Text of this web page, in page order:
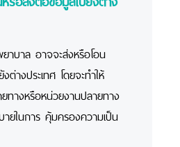
อาจจะส่งหรือโอน
างประเทศ โดยจะทำให้
ยทางหรือหน่วยงานปลายทาง
ายในการ คุ้มครองความเป็น